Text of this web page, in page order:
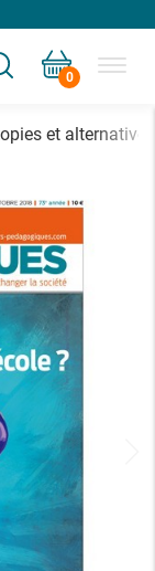
0
et